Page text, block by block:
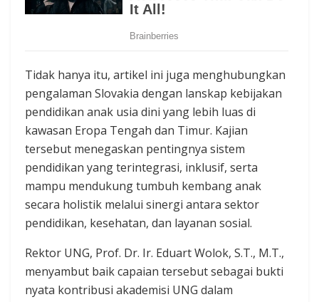
Tidak hanya itu, artikel ini juga menghubungkan
pengalaman Slovakia dengan lanskap kebijakan
pendidikan anak usia dini yang lebih luas di
kawasan Eropa Tengah dan Timur. Kajian
tersebut menegaskan pentingnya sistem
pendidikan yang terintegrasi, inklusif, serta
mampu mendukung tumbuh kembang anak
secara holistik melalui sinergi antara sektor
pendidikan, kesehatan, dan layanan sosial.
Rektor UNG, Prof. Dr. Ir. Eduart Wolok, S.T., M.T.,
menyambut baik capaian tersebut sebagai bukti
nyata kontribusi akademisi UNG dalam